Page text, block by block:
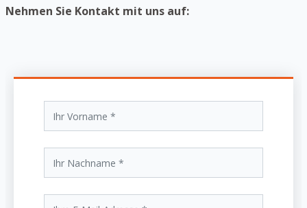
Nehmen Sie Kontakt mit uns auf: